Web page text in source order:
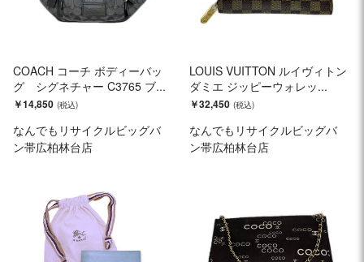
COACH コーチ ボディーバッ
グ シグネチャー C3765 ブ...
￥14,850
なんでもリサイクルビッグバ
ン帯広柏林台店
LOUIS VUITTON ルイヴィトン
ダミエ ジッピーウォレッ...
￥32,450
なんでもリサイクルビッグバ
ン帯広柏林台店